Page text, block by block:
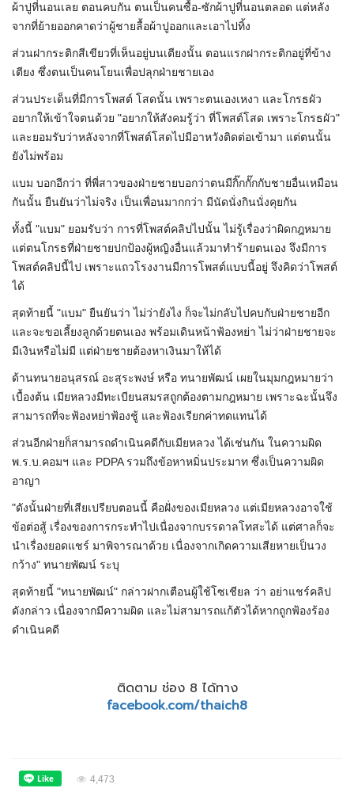
ผ้าปูที่นอนเลย ตอนคบกัน ตนเป็นคนซื้อ-ซักผ้าปูที่นอนตลอด แต่หลัง
จากที่ย้ายออกคาดว่าผู้ชายลื้อผ้าปูออกและเอาไปทิ้ง
ส่วนฝากระติกสีเขียวที่เห็นอยู่บนเตียงนั้น ตอนแรกฝากระติกอยู่ที่ข้าง
เตียง ซึ่งตนเป็นคนโยนเพื่อปลุกฝ่ายชายเอง
ส่วนประเด็นที่มีการโพสต์ โสดนั้น เพราะตนเองเหงา และโกรธผัว
อยากให้เข้าใจตนด้วย "อยากให้สังคมรู้ว่า ที่โพสต์โสด เพราะโกรธผัว"
และยอมรับว่าหลังจากที่โพสต์โสดไปมีอาหวังติดต่อเข้ามา แต่ตนนั้น
ยังไม่พร้อม
แบม บอกอีกว่า ที่พี่สาวของฝ่ายชายบอกว่าตนมีกิ๊กกั๊กกับชายอื่นเหมือน
กันนั้น ยืนยันว่าไม่จริง เป็นเพื่อนมากกว่า มีนัดนั่งกินนั่งคุยกัน
ทั้งนี้ "แบม" ยอมรับว่า การที่โพสต์คลิปไปนั้น ไม่รู้เรื่องว่าผิดกฎหมาย
แต่ตนโกรธที่ฝ่ายชายปกป้องผู้หญิงอื่นแล้วมาทำร้ายตนเอง จึงมีการ
โพสต์คลิปนี้ไป เพราะแถวโรงงานมีการโพสต์แบบนี้อยู่ จึงคิดว่าโพสต์
ได้
สุดท้ายนี้ "แบม" ยืนยันว่า ไม่ว่ายังไง ก็จะไม่กลับไปคบกับฝ่ายชายอีก
และจะขอเลี้ยงลูกด้วยตนเอง พร้อมเดินหน้าฟ้องหย่า ไม่ว่าฝ่ายชายจะ
มีเงินหรือไม่มี แต่ฝ่ายชายต้องหาเงินมาให้ได้
ด้านทนายอนุสรณ์ อะสุระพงษ์ หรือ ทนายพัฒน์ เผยในมุมกฎหมายว่า
เบื้องต้น เมียหลวงมีทะเบียนสมรสถูกต้องตามกฎหมาย เพราะฉะนั้นจึง
สามารถที่จะฟ้องหย่าฟ้องชู้ และฟ้องเรียกค่าทดแทนได้
ส่วนอีกฝ่ายก็สามารถดำเนินคดีกับเมียหลวง ได้เช่นกัน ในความผิด
พ.ร.บ.คอมฯ และ PDPA รวมถึงข้อหาหมิ่นประมาท ซึ่งเป็นความผิด
อาญา
"ดังนั้นฝ่ายที่เสียเปรียบตอนนี้ คือฝั่งของเมียหลวง แต่เมียหลวงอาจใช้
ข้อต่อสู้ เรื่องของการกระทำไปเนื่องจากบรรดาลโทสะได้ แต่ศาลก็จะ
นำเรื่องยอดแชร์ มาพิจารณาด้วย เนื่องจากเกิดความเสียหายเป็นวง
กว้าง" ทนายพัฒน์ ระบุ
สุดท้ายนี้ "ทนายพัฒน์" กล่าวฝากเตือนผู้ใช้โซเชียล ว่า อย่าแชร์คลิป
ดังกล่าว เนื่องจากมีความผิด และไม่สามารถแก้ตัวได้หากถูกฟ้องร้อง
ดำเนินคดี
ติดตาม ช่อง 8 ได้ทาง
facebook.com/thaich8
4,473